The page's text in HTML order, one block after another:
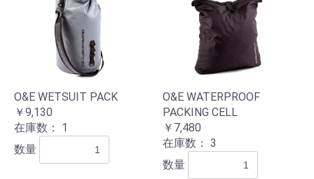
O&E WETSUIT PACK
￥9,130
在庫数： 1
数量
O&E WATERPROOF
PACKING CELL
￥7,480
在庫数： 3
数量